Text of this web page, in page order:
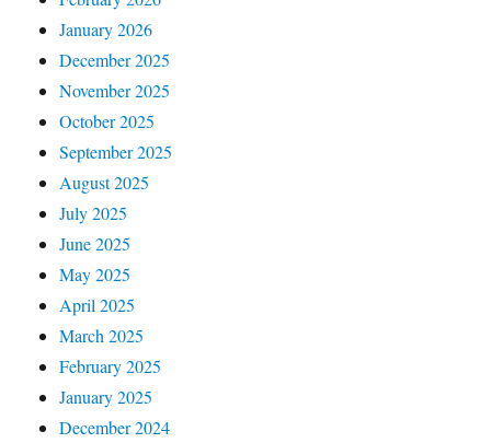
January 2026
December 2025
November 2025
October 2025
September 2025
August 2025
July 2025
June 2025
May 2025
April 2025
March 2025
February 2025
January 2025
December 2024